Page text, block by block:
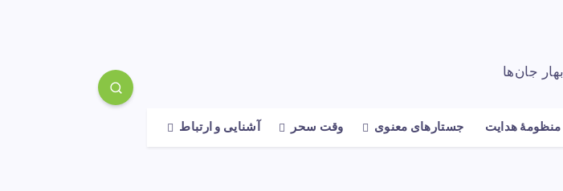
منظومهٔ هدایت جستارهای معنوی وقت سحر آشنایی و ارتباط